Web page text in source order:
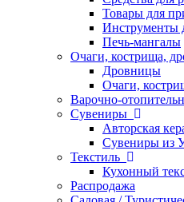
Товары для
Инструменты
Печь-мангалы
Очаги, кострища,
Дровницы
Очаги,
Варочно-
Сувениры
Авторская
Сувениры из
Текстиль
Кухонный
Распродажа